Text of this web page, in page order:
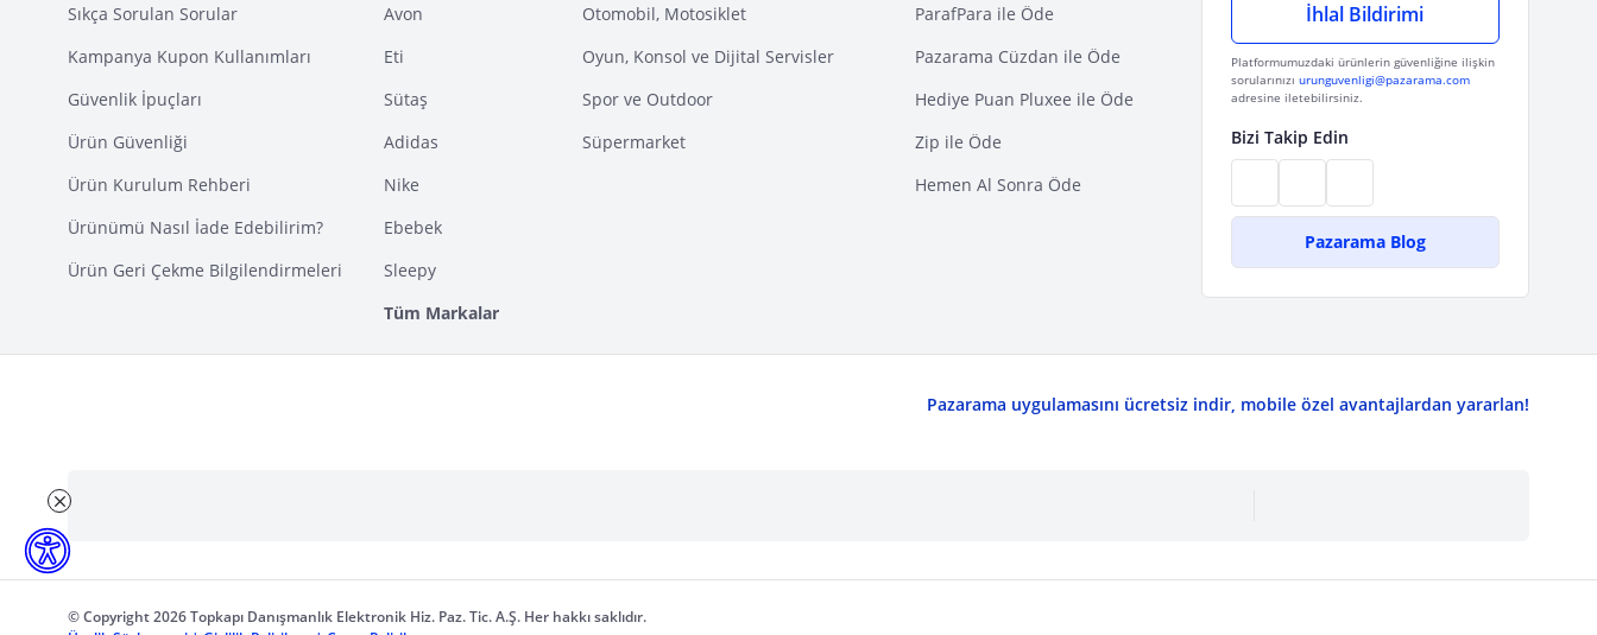
Sıkça Sorulan Sorular
Kampanya Kupon Kullanımları
Güvenlik İpuçları
Ürün Güvenliği
Ürün Kurulum Rehberi
Ürünümü Nasıl İade Edebilirim?
Ürün Geri Çekme Bilgilendirmeleri
Avon
Eti
Sütaş
Adidas
Nike
Ebebek
Sleepy
Tüm Markalar
Otomobil, Motosiklet
Oyun, Konsol ve Dijital Servisler
Spor ve Outdoor
Süpermarket
ParafPara ile Öde
Pazarama Cüzdan ile Öde
Hediye Puan Pluxee ile Öde
Zip ile Öde
Hemen Al Sonra Öde
İhlal Bildirimi
Platformumuzdaki ürünlerin güvenliğine ilişkin
sorularınızı urunguvenligi@pazarama.com
adresine iletebilirsiniz.
Bizi Takip Edin
Pazarama Blog
Pazarama uygulamasını ücretsiz indir, mobile özel avantajlardan yararlan!
© Copyright 2026 Topkapı Danışmanlık Elektronik Hiz. Paz. Tic. A.Ş. Her hakkı saklıdır.